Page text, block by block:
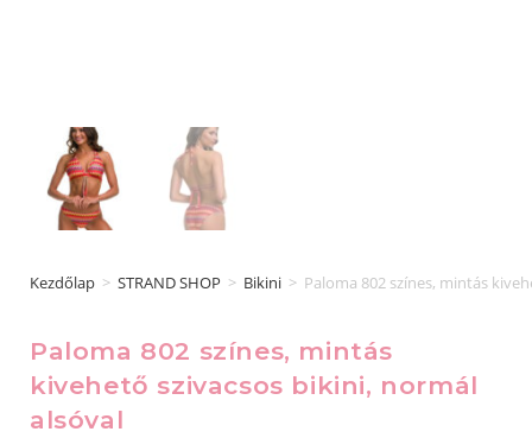
Kezdőlap > STRAND SHOP > Bikini > Paloma 802 színes, mintás
Paloma 802 színes, mintás
kivehető szivacsos bikini, normál
alsóval